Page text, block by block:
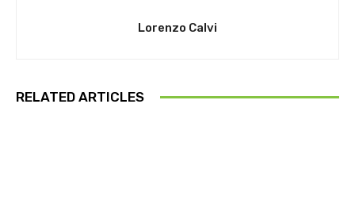
Lorenzo Calvi
RELATED ARTICLES